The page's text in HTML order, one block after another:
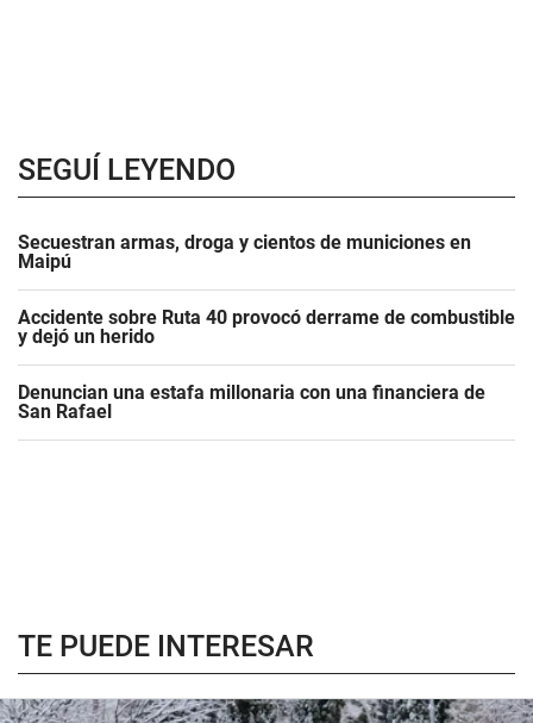
SEGUÍ LEYENDO
Secuestran armas, droga y cientos de municiones en
Maipú
Accidente sobre Ruta 40 provocó derrame de combustible
y dejó un herido
Denuncian una estafa millonaria con una financiera de
San Rafael
TE PUEDE INTERESAR